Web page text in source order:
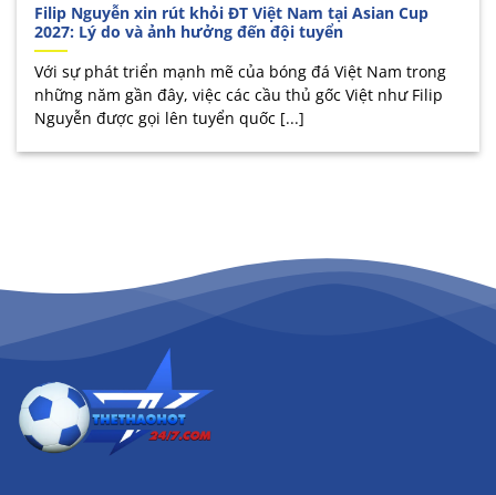
Filip Nguyễn xin rút khỏi ĐT Việt Nam tại Asian Cup
2027: Lý do và ảnh hưởng đến đội tuyển
Với sự phát triển mạnh mẽ của bóng đá Việt Nam trong
những năm gần đây, việc các cầu thủ gốc Việt như Filip
Nguyễn được gọi lên tuyển quốc [...]